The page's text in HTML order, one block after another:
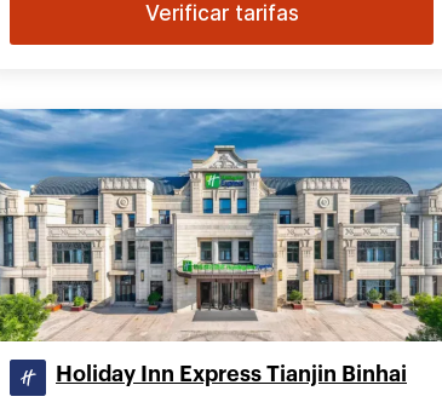
Verificar tarifas
Holiday Inn Express Tianjin Binhai